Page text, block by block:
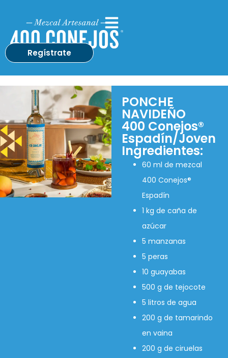
Regístrate
PONCHE
NAVIDEÑO
400 Conejos®
Espadín/Joven
Ingredientes:
60 ml de mezcal
400 Conejos®
Espadín
1 kg de caña de
azúcar
5 manzanas
5 peras
10 guayabas
500 g de tejocote
5 litros de agua
200 g de tamarindo
en vaina
200 g de ciruelas